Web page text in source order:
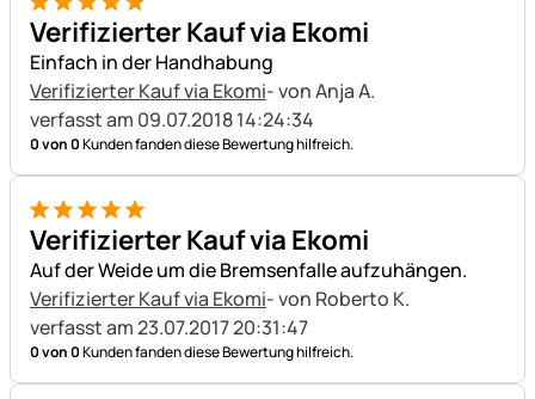
5 von 5
Verifizierter Kauf via Ekomi
Einfach in der Handhabung
Verifizierter Kauf via Ekomi- von Anja A.
verfasst am 09.07.2018 14:24:34
0 von 0Kunden fanden diese Bewertung hilfreich.
5 von 5
Verifizierter Kauf via Ekomi
Auf der Weide um die Bremsenfalle aufzuhängen.
Verifizierter Kauf via Ekomi- von Roberto K.
verfasst am 23.07.2017 20:31:47
0 von 0Kunden fanden diese Bewertung hilfreich.